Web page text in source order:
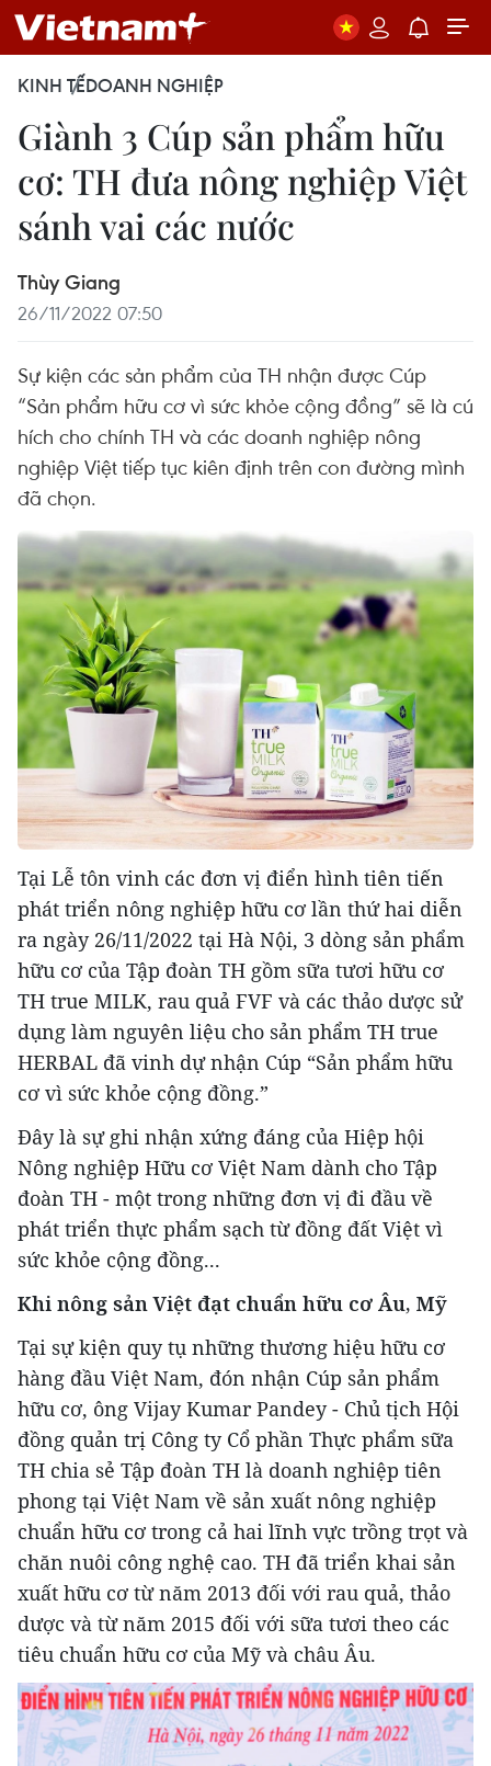
KINH TẾDOANH NGHIỆP
Giành 3 Cúp sản phẩm hữu
cơ: TH đưa nông nghiệp Việt
sánh vai các nước
Thùy Giang
26/11/2022 07:50
Sự kiện các sản phẩm của TH nhận được Cúp
“Sản phẩm hữu cơ vì sức khỏe cộng đồng” sẽ là cú
hích cho chính TH và các doanh nghiệp nông
nghiệp Việt tiếp tục kiên định trên con đường mình
đã chọn.
Tại Lễ tôn vinh các đơn vị điển hình tiên tiến
phát triển nông nghiệp hữu cơ lần thứ hai diễn
ra ngày 26/11/2022 tại Hà Nội, 3 dòng sản phẩm
hữu cơ của Tập đoàn TH gồm sữa tươi hữu cơ
TH true MILK, rau quả FVF và các thảo dược sử
dụng làm nguyên liệu cho sản phẩm TH true
HERBAL đã vinh dự nhận Cúp “Sản phẩm hữu
cơ vì sức khỏe cộng đồng.”
Đây là sự ghi nhận xứng đáng của Hiệp hội
Nông nghiệp Hữu cơ Việt Nam dành cho Tập
đoàn TH - một trong những đơn vị đi đầu về
phát triển thực phẩm sạch từ đồng đất Việt vì
sức khỏe cộng đồng...
Khi nông sản Việt đạt chuẩn hữu cơ Âu, Mỹ
Tại sự kiện quy tụ những thương hiệu hữu cơ
hàng đầu Việt Nam, đón nhận Cúp sản phẩm
hữu cơ, ông Vijay Kumar Pandey - Chủ tịch Hội
đồng quản trị Công ty Cổ phần Thực phẩm sữa
TH chia sẻ Tập đoàn TH là doanh nghiệp tiên
phong tại Việt Nam về sản xuất nông nghiệp
chuẩn hữu cơ trong cả hai lĩnh vực trồng trọt và
chăn nuôi công nghệ cao. TH đã triển khai sản
xuất hữu cơ từ năm 2013 đối với rau quả, thảo
dược và từ năm 2015 đối với sữa tươi theo các
tiêu chuẩn hữu cơ của Mỹ và châu Âu.